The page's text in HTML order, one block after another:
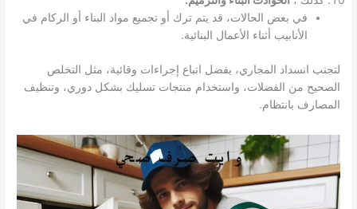
في بعض الحالات، قد يتم ترك أو تجميع مواد البناء أو الركام في
الأنابيب أثناء الأعمال البنائية.
لتجنب انسداد المجاري، يفضل اتباع إجراءات وقائية، مثل التخلص
الصحيح من الفضلات، واستخدام منتجات تسليك بشكل دوري، وتنظيف
المصارف بانتظام.